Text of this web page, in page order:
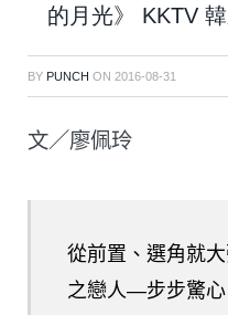
的月光》 KKTV
BY PUNCH ON 2016-08-31
文／廖佩玲
從前置、選角就
之戀人—步步驚心